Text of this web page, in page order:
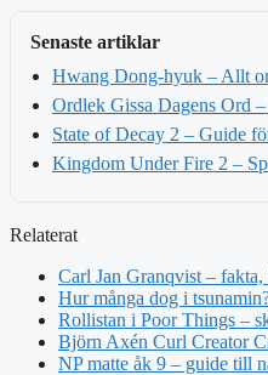
Senaste artiklar
Hwang Dong-hyuk – Allt
Ordlek Gissa Dagens Ord
State of Decay 2 – Guide
Kingdom Under Fire 2 –
Relaterat
Carl Jan Granqvist –
Hur många dog i
Rollistan i Poor Things –
Björn Axén Curl Creator
NP matte åk 9 – guide till